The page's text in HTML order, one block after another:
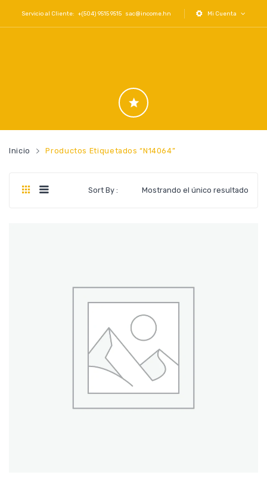
Servicio al Cliente: +(504) 9515 9515 sac@income.hn Mi Cuenta
Inicio Productos Etiquetados “N14064”
Mostrando el único resultado
Sort By :